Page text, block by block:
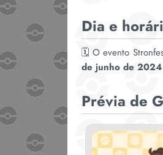
Dia e
🗓️ O evento
de junho de 2024
Prévia de